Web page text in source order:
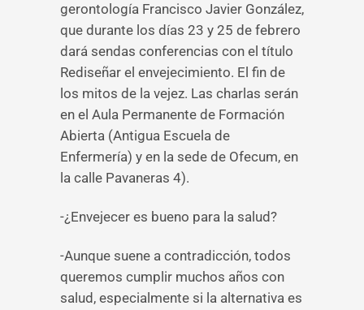
gerontología Francisco Javier González,
que durante los días 23 y 25 de febrero
dará sendas conferencias con el título
Rediseñar el envejecimiento. El fin de
los mitos de la vejez. Las charlas serán
en el Aula Permanente de Formación
Abierta (Antigua Escuela de
Enfermería) y en la sede de Ofecum, en
la calle Pavaneras 4).
-¿Envejecer es bueno para la salud?
-Aunque suene a contradicción, todos
queremos cumplir muchos años con
salud, especialmente si la alternativa es